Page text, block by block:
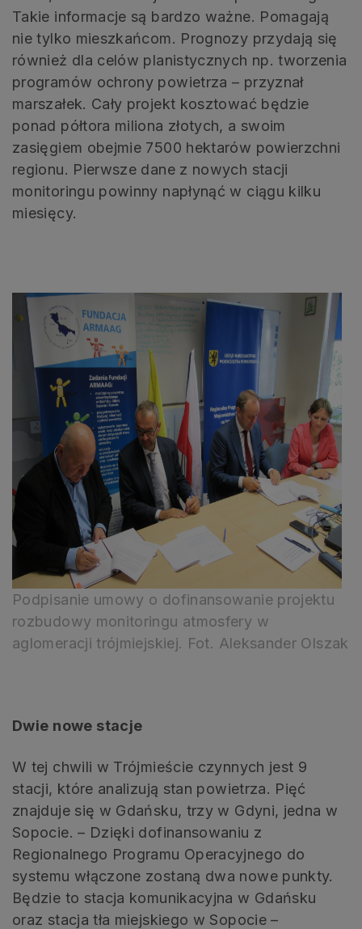
Takie informacje są bardzo ważne. Pomagają
nie tylko mieszkańcom. Prognozy przydają się
również dla celów planistycznych np. tworzenia
programów ochrony powietrza – przyznał
marszałek. Cały projekt kosztować będzie
ponad półtora miliona złotych, a swoim
zasięgiem obejmie 7500 hektarów powierzchni
regionu. Pierwsze dane z nowych stacji
monitoringu powinny napłynąć w ciągu kilku
miesięcy.
Podpisanie umowy o dofinansowanie projektu
rozbudowy monitoringu atmosfery w
aglomeracji trójmiejskiej. Fot. Aleksander Olszak
Dwie nowe stacje
W tej chwili w Trójmieście czynnych jest 9
stacji, które analizują stan powietrza. Pięć
znajduje się w Gdańsku, trzy w Gdyni, jedna w
Sopocie. – Dzięki dofinansowaniu z
Regionalnego Programu Operacyjnego do
systemu włączone zostaną dwa nowe punkty.
Będzie to stacja komunikacyjna w Gdańsku
oraz stacja tła miejskiego w Sopocie –